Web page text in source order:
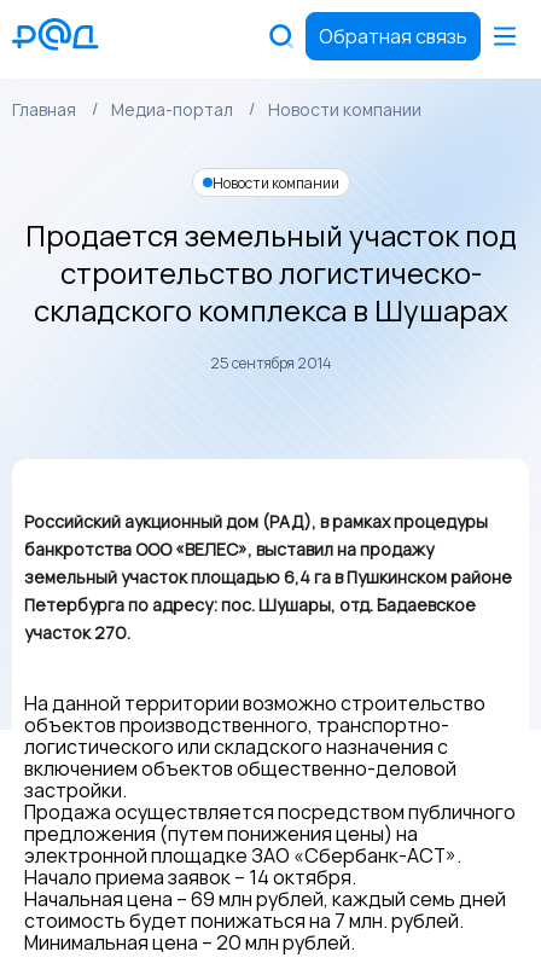
Обратная связь
Главная Медиа-портал Новости компании
Новости компании
Продается земельный участок под
строительство логистическо-
складского комплекса в Шушарах
25 сентября 2014
Российский аукционный дом (РАД), в рамках процедуры
банкротства ООО «ВЕЛЕС», выставил на продажу
земельный участок площадью 6,4 га в Пушкинском районе
Петербурга по адресу: пос. Шушары, отд. Бадаевское
участок 270.
На данной территории возможно строительство
объектов производственного, транспортно-
логистического или складского назначения с
включением объектов общественно-деловой
застройки.
Продажа осуществляется посредством публичного
предложения (путем понижения цены) на
электронной площадке ЗАО «Сбербанк-АСТ».
Начало приема заявок – 14 октября.
Начальная цена – 69 млн рублей, каждый семь дней
стоимость будет понижаться на 7 млн. рублей.
Минимальная цена – 20 млн рублей.